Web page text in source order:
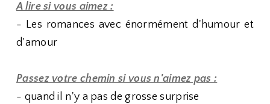
A lire si vous aimez :
- Les romances avec énormément d'humour et
d'amour
Passez votre chemin si vous n'aimez pas :
- quand il n'y a pas de grosse surprise